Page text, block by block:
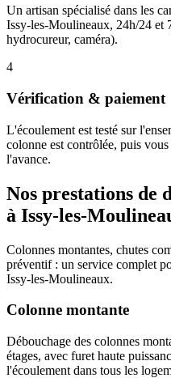
Un artisan spécialisé dans les
Issy-les-Moulineaux, 24h/24 et
hydrocureur, caméra).
4
Vérification & paiement
L'écoulement est testé sur
colonne est contrôlée, puis
l'avance.
Nos prestations de
à Issy-les-
Colonnes montantes, chutes
préventif : un service complet
Issy-les-Moulineaux.
Colonne montante
Débouchage des colonnes
étages, avec furet haute
l'écoulement dans tous les